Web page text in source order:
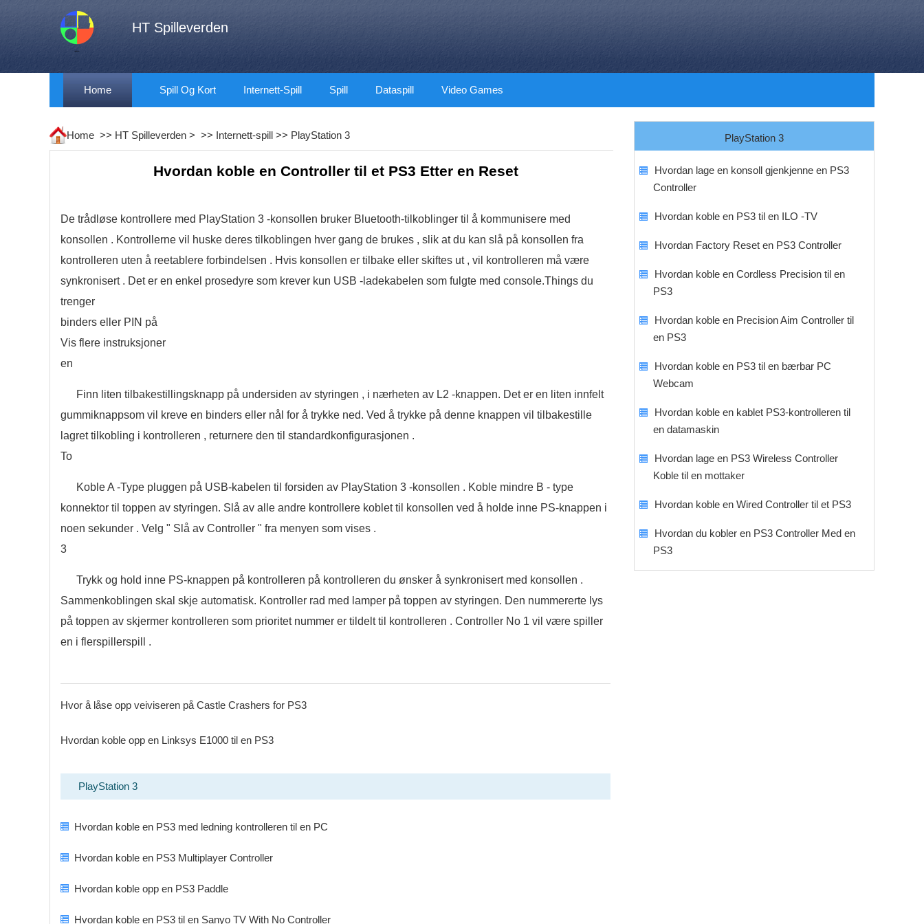
HT Spilleverden
Home Spill Og Kort Internett-Spill Spill Dataspill Video Games
Home >> HT Spilleverden > >> Internett-spill >> PlayStation 3
Hvordan koble en Controller til et PS3 Etter en Reset
De trådløse kontrollere med PlayStation 3 -konsollen bruker Bluetooth-tilkoblinger til å kommunisere med
konsollen . Kontrollerne vil huske deres tilkoblingen hver gang de brukes , slik at du kan slå på konsollen fra
kontrolleren uten å reetablere forbindelsen . Hvis konsollen er tilbake eller skiftes ut , vil kontrolleren må være
synkronisert . Det er en enkel prosedyre som krever kun USB -ladekabelen som fulgte med console.Things du
trenger
binders eller PIN på
Vis flere instruksjoner
en
Finn liten tilbakestillingsknapp på undersiden av styringen , i nærheten av L2 -knappen. Det er en liten innfelt
gummiknappsom vil kreve en binders eller nål for å trykke ned. Ved å trykke på denne knappen vil tilbakestille
lagret tilkobling i kontrolleren , returnere den til standardkonfigurasjonen .
To
Koble A -Type pluggen på USB-kabelen til forsiden av PlayStation 3 -konsollen . Koble mindre B - type
konnektor til toppen av styringen. Slå av alle andre kontrollere koblet til konsollen ved å holde inne PS-knappen i
noen sekunder . Velg " Slå av Controller " fra menyen som vises .
3
Trykk og hold inne PS-knappen på kontrolleren på kontrolleren du ønsker å synkronisert med konsollen .
Sammenkoblingen skal skje automatisk. Kontroller rad med lamper på toppen av styringen. Den nummererte lys
på toppen av skjermer kontrolleren som prioritet nummer er tildelt til kontrolleren . Controller No 1 vil være spiller
en i flerspillerspill .
Hvor å låse opp veiviseren på Castle Crashers for PS3
Hvordan koble opp en Linksys E1000 til en PS3
PlayStation 3
Hvordan koble en PS3 med ledning kontrolleren til en PC
Hvordan koble en PS3 Multiplayer Controller
Hvordan koble opp en PS3 Paddle
Hvordan koble en PS3 til en Sanyo TV With No Controller
PlayStation 3
Hvordan lage en konsoll gjenkjenne en PS3
Controller
Hvordan koble en PS3 til en ILO -TV
Hvordan Factory Reset en PS3 Controller
Hvordan koble en Cordless Precision til en
PS3
Hvordan koble en Precision Aim Controller til
en PS3
Hvordan koble en PS3 til en bærbar PC
Webcam
Hvordan koble en kablet PS3-kontrolleren til
en datamaskin
Hvordan lage en PS3 Wireless Controller
Koble til en mottaker
Hvordan koble en Wired Controller til et PS3
Hvordan du kobler en PS3 Controller Med en
PS3